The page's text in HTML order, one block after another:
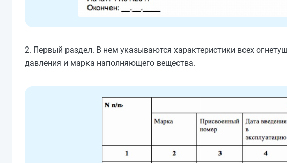
2. Первый раздел. В нем указываются характеристики всех
давления и марка наполняющего вещества.